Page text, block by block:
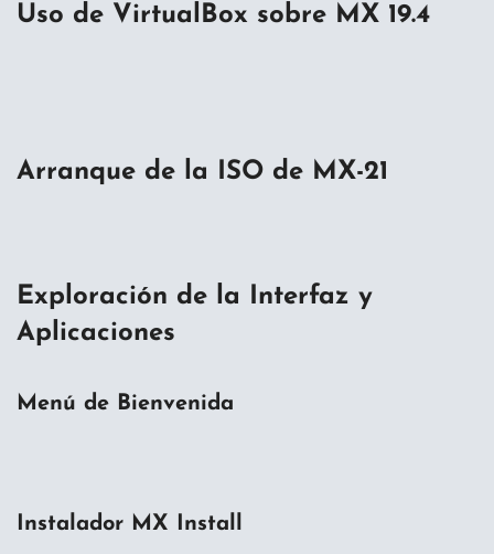
Uso de VirtualBox sobre MX 19.4
Arranque de la ISO de MX-21
Exploración de la Interfaz y
Aplicaciones
Menú de Bienvenida
Instalador MX Install